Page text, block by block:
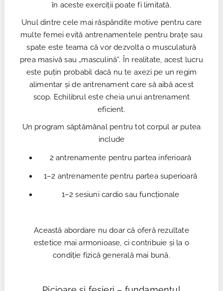
în aceste exerciții poate fi limitată.
Unul dintre cele mai răspândite motive pentru care
multe femei evită antrenamentele pentru brațe sau
spate este teama că vor dezvolta o musculatură
prea masivă sau „masculină”. În realitate, acest lucru
este puțin probabil dacă nu te axezi pe un regim
alimentar și de antrenament care să aibă acest
scop. Echilibrul este cheia unui antrenament
eficient.
Un program săptămânal pentru tot corpul ar putea
include
2 antrenamente pentru partea inferioară
1–2 antrenamente pentru partea superioară
1–2 sesiuni cardio sau funcționale
Această abordare nu doar că oferă rezultate
estetice mai armonioase, ci contribuie și la o
condiție fizică generală mai bună.